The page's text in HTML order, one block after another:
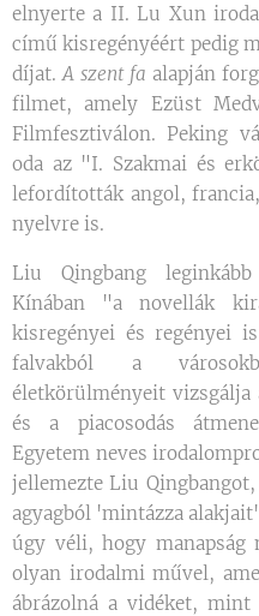
elnyerte a II. Lu Xun
című kisregényéért pedig
díjat. A szent fa alapján
filmet, amely Ezüst
Filmfesztiválon. Peking
oda az "I. Szakmai és
lefordították angol,
nyelvre is.
Liu Qingbang
Kínában "a novellák
kisregényei és regényei
falvakból a
életkörülményeit vizsgálja
és a piacosodás
Egyetem neves
jellemezte Liu
agyagból 'mintázza
úgy véli, hogy manapság
olyan irodalmi művel,
ábrázolná a vidéket,